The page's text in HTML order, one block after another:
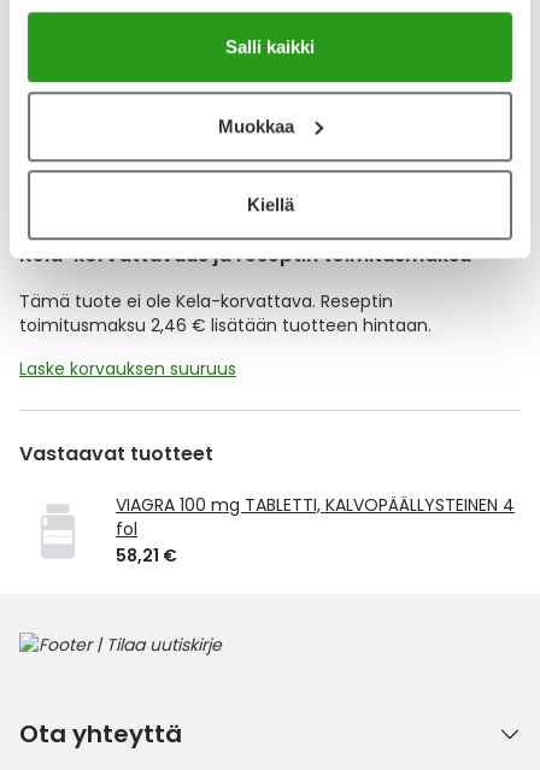
Salli kaikki
Muokkaa
Kiellä
tuotteet ajoissa, eivätkä ne lopu kesken.
Lue lisää muistuttajasta
Kela-korvattavuus ja reseptin toimitusmaksu
Tämä tuote ei ole Kela-korvattava. Reseptin
toimitusmaksu 2,46 € lisätään tuotteen hintaan.
Laske korvauksen suuruus
Vastaavat tuotteet
VIAGRA 100 mg TABLETTI, KALVOPÄÄLLYSTEINEN 4
fol
58,21 €
Ota yhteyttä